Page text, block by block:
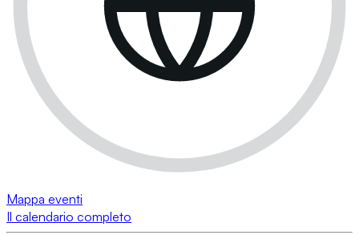
Mappa eventi
Il calendario completo